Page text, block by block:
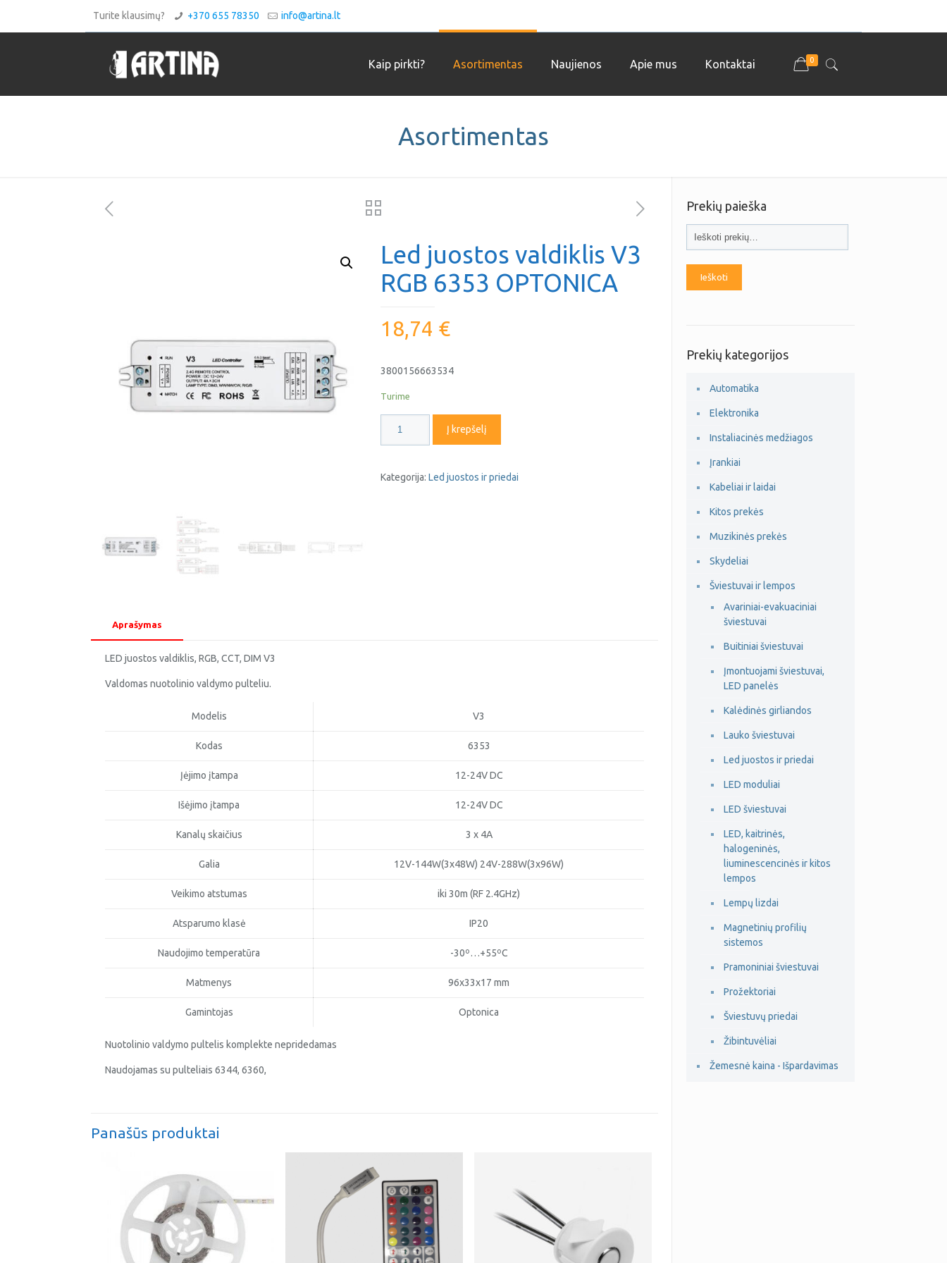
Turite klausimų? +370 655 78350 info@artina.lt
Kaip pirkti? Asortimentas Naujienos Apie mus Kontaktai 0
Asortimentas
Led juostos valdiklis V3
RGB 6353 OPTONICA
18,74 €
3800156663534
Turime
kiekis:
valdiklis
Į krepšelį
Kategorija: Led juostos ir priedai
Aprašymas
LED juostos valdiklis, RGB, CCT, DIM V3
Valdomas nuotolinio valdymo pulteliu.
Modelis V3
Kodas 6353
Įėjimo įtampa 12-24V DC
Išėjimo įtampa 12-24V DC
Kanalų skaičius 3 x 4A
Galia 12V-144W(3x48W) 24V-288W(3x96W)
Veikimo atstumas iki 30m (RF 2.4GHz)
Atsparumo klasė IP20
Naudojimo temperatūra -30º…+55ºC
Matmenys 96x33x17 mm
Gamintojas Optonica
Nuotolinio valdymo pultelis komplekte nepridedamas
Naudojamas su pulteliais 6344, 6360,
Panašūs produktai
Prekių paieška
Ieškoti
Prekių kategorijos
Automatika
Elektronika
Instaliacinės medžiagos
Įrankiai
Kabeliai ir laidai
Kitos prekės
Muzikinės prekės
Skydeliai
Šviestuvai ir lempos
Avariniai-evakuaciniai
šviestuvai
Buitiniai šviestuvai
Įmontuojami šviestuvai,
LED panelės
Kalėdinės girliandos
Lauko šviestuvai
Led juostos ir priedai
LED moduliai
LED šviestuvai
LED, kaitrinės,
halogeninės,
liuminescencinės ir kitos
lempos
Lempų lizdai
Magnetinių profilių
sistemos
Pramoniniai šviestuvai
Prožektoriai
Šviestuvų priedai
Žibintuvėliai
Žemesnė kaina - Išpardavimas